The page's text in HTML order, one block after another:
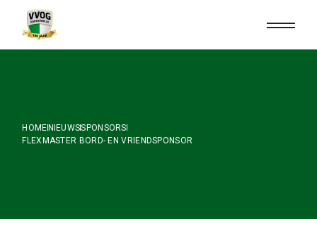
content
HOME NIEUWSSPONSORS
FLEXMASTER BORD- EN VRIENDSPONSOR